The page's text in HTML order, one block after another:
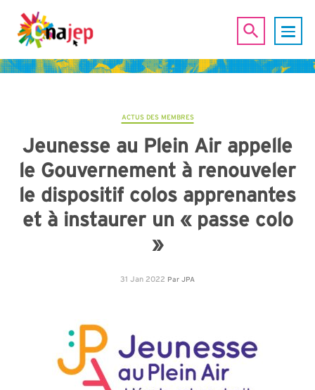
ACTUS DES MEMBRES
Jeunesse au Plein Air appelle
le Gouvernement à renouveler
le dispositif colos apprenantes
et à instaurer un « passe colo
»
31 Jan 2022 Par JPA